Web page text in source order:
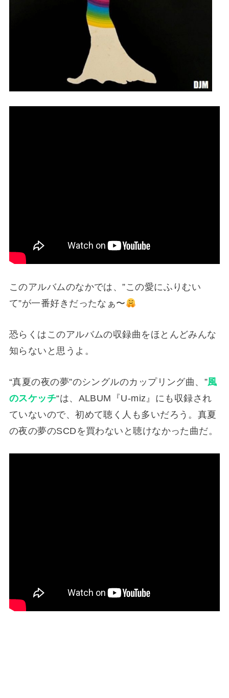
このアルバムのなかでは、”この愛にふりむい
て”が一番好きだったなぁ〜
恐らくはこのアルバムの収録曲をほとんどみんな
知らないと思うよ。
“真夏の夜の夢”のシングルのカップリング曲、”風
のスケッチ“は、ALBUM『U-miz』にも収録され
ていないので、初めて聴く人も多いだろう。真夏
の夜の夢のSCDを買わないと聴けなかった曲だ。